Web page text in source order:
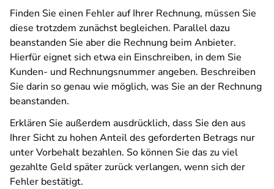
Finden Sie einen Fehler auf Ihrer Rechnung, müssen Sie
diese trotzdem zunächst begleichen. Parallel dazu
beanstanden Sie aber die Rechnung beim Anbieter.
Hierfür eignet sich etwa ein Einschreiben, in dem Sie
Kunden- und Rechnungsnummer angeben. Beschreiben
Sie darin so genau wie möglich, was Sie an der Rechnung
beanstanden.
Erklären Sie außerdem ausdrücklich, dass Sie den aus
Ihrer Sicht zu hohen Anteil des geforderten Betrags nur
unter Vorbehalt bezahlen. So können Sie das zu viel
gezahlte Geld später zurück verlangen, wenn sich der
Fehler bestätigt.